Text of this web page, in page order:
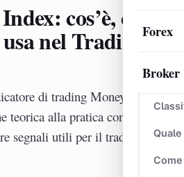
Forex
Broker
cos’è, come
nel Trading
di trading Money Flow
teorica alla pratica con analisi
segnali utili per il trading